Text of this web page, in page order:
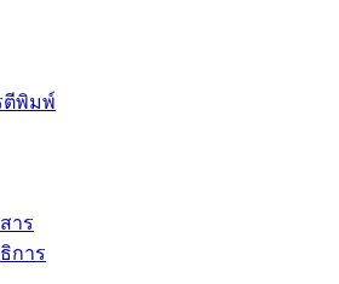
ตีพิมพ์
าร
การ